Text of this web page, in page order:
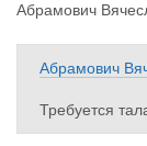
Абрамович
Абрамович
Требуется
r 8епл 1200кг